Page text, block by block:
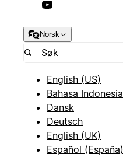
Norsk
English (US)
Bahasa Indonesia
Dansk
Deutsch
English (UK)
Español (España)